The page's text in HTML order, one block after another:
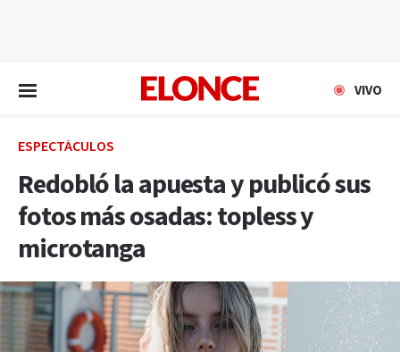
VIVO
ESPECTÁCULOS
Redobló la apuesta y publicó sus
fotos más osadas: topless y
microtanga